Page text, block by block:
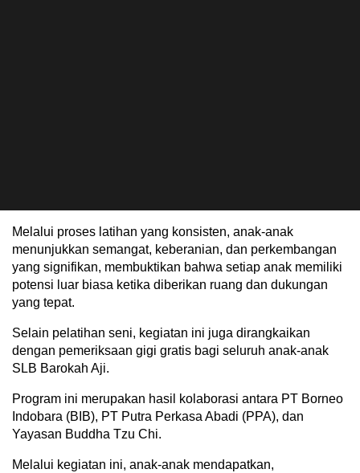
Melalui proses latihan yang konsisten, anak-anak
menunjukkan semangat, keberanian, dan perkembangan
yang signifikan, membuktikan bahwa setiap anak memiliki
potensi luar biasa ketika diberikan ruang dan dukungan
yang tepat.
Selain pelatihan seni, kegiatan ini juga dirangkaikan
dengan pemeriksaan gigi gratis bagi seluruh anak-anak
SLB Barokah Aji.
Program ini merupakan hasil kolaborasi antara PT Borneo
Indobara (BIB), PT Putra Perkasa Abadi (PPA), dan
Yayasan Buddha Tzu Chi.
Melalui kegiatan ini, anak-anak mendapatkan,